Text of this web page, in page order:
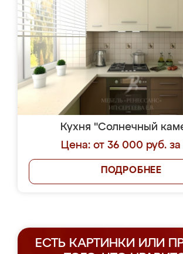
Кухня "Солнечный
Цена: от 36 000 руб. за
ПОДРОБНЕЕ
ЕСТЬ КАРТИНКИ ИЛИ